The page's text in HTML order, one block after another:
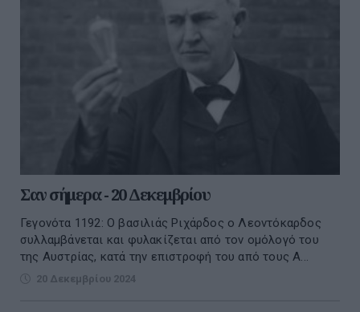
Σαν σήμερα - 20 Δεκεμβρίου
Γεγονότα 1192: Ο βασιλιάς Ριχάρδος ο Λεοντόκαρδος
συλλαμβάνεται και φυλακίζεται από τον ομόλογό του
της Αυστρίας, κατά την επιστροφή του από τους Α...
20 Δεκεμβρίου 2024